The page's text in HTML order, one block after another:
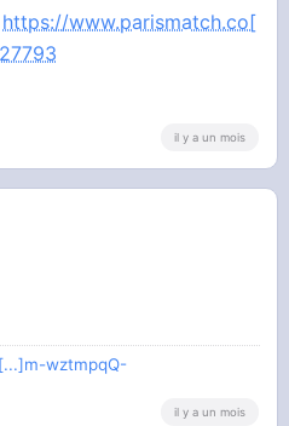
https://www.parismatch.co[
il y a un mois
wztmpqQ-
il y a un mois